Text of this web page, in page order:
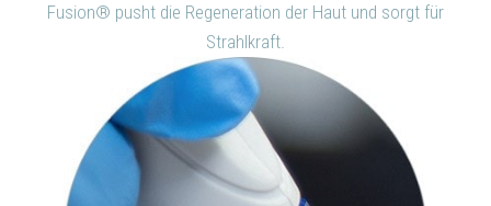
Fusion® pusht die Regeneration der Haut und sorgt für
Strahlkraft.